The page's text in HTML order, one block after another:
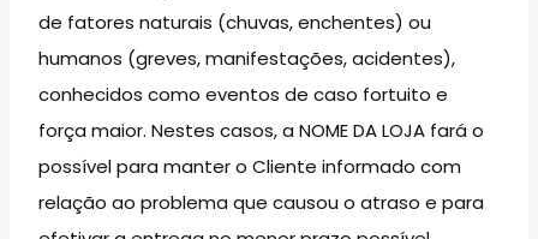
de fatores naturais (chuvas, enchentes) ou
humanos (greves, manifestações, acidentes),
conhecidos como eventos de caso fortuito e
força maior. Nestes casos, a NOME DA LOJA fará o
possível para manter o Cliente informado com
relação ao problema que causou o atraso e para